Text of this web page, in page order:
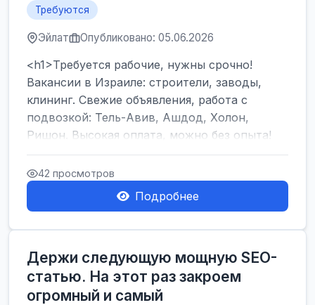
Требуются
Эйлат Опубликовано: 05.06.2026
<h1>Требуется рабочие, нужны срочно!
Вакансии в Израиле: строители, заводы,
клининг. Свежие объявления, работа с
подвозкой: Тель-Авив, Ашдод, Холон,
Ришон. Высокая оплата, можно без опыта!
</h1><br />
... 42 просмотров
Подробнее
Держи следующую мощную SEO-
статью. На этот раз закроем
огромный и самый